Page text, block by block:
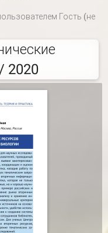
Гость (не
2020